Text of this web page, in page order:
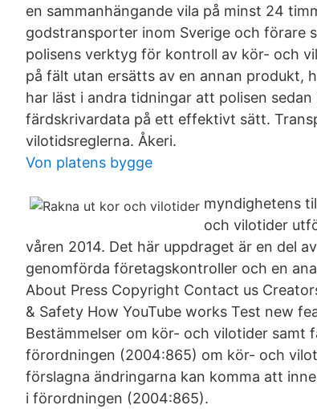
en sammanhängande vila på minst 24
godstransporter inom Sverige och förare
polisens verktyg för kontroll av kör- och
på fält utan ersätts av en annan produkt,
har läst i andra tidningar att polisen
färdskrivardata på ett effektivt sätt.
vilotidsreglerna. Åkeri.
Von platens bygge
myndighetens
och vilotider
våren 2014. Det här uppdraget är en del
genomförda företagskontroller och en
About Press Copyright Contact us
& Safety How YouTube works Test new
Bestämmelser om kör- och vilotider samt
förordningen (2004:865) om kör- och
förslagna ändringarna kan komma att
i förordningen (2004:865).